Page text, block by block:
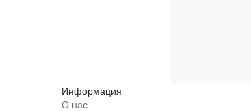
Информация
О нас